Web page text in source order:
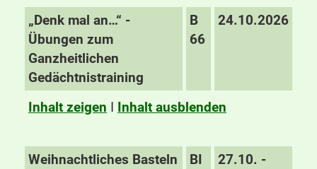
„Denk mal an…“ -
Übungen zum
Ganzheitlichen
Gedächtnistraining
B
66
24.10.2026
Inhalt zeigen I Inhalt ausblenden
Weihnachtliches Basteln
BI
27.10. -